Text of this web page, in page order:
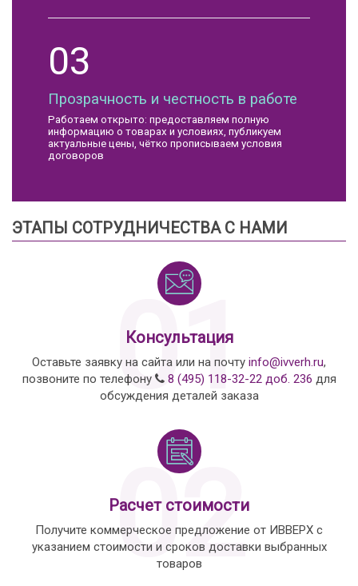
03
Прозрачность и честность в работе
Работаем открыто: предоставляем полную
информацию о товарах и условиях, публикуем
актуальные цены, чётко прописываем условия
договоров
ЭТАПЫ СОТРУДНИЧЕСТВА С НАМИ
01
Консультация
Оставьте заявку на сайта или на почту info@ivverh.ru,
позвоните по телефону
8 (495) 118-32-22 доб. 236 для
обсуждения деталей заказа
02
Расчет стоимости
Получите коммерческое предложение от ИВВЕРХ с
указанием стоимости и сроков доставки выбранных
товаров